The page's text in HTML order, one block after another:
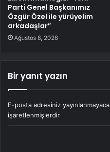
Parti Genel Başkanımız
Özgür Özel ile yürüyelim
arkadaşlar”
Ağustos 8, 2026
Bir yanıt yazın
E-posta adresiniz
işaretlenmişlerdir